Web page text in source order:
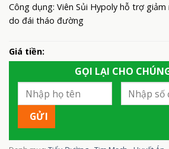
Công dụng: Viên Sủi Hypoly hỗ trợ
do đái tháo đường
Giá tiền:
GỌI LẠI CHO